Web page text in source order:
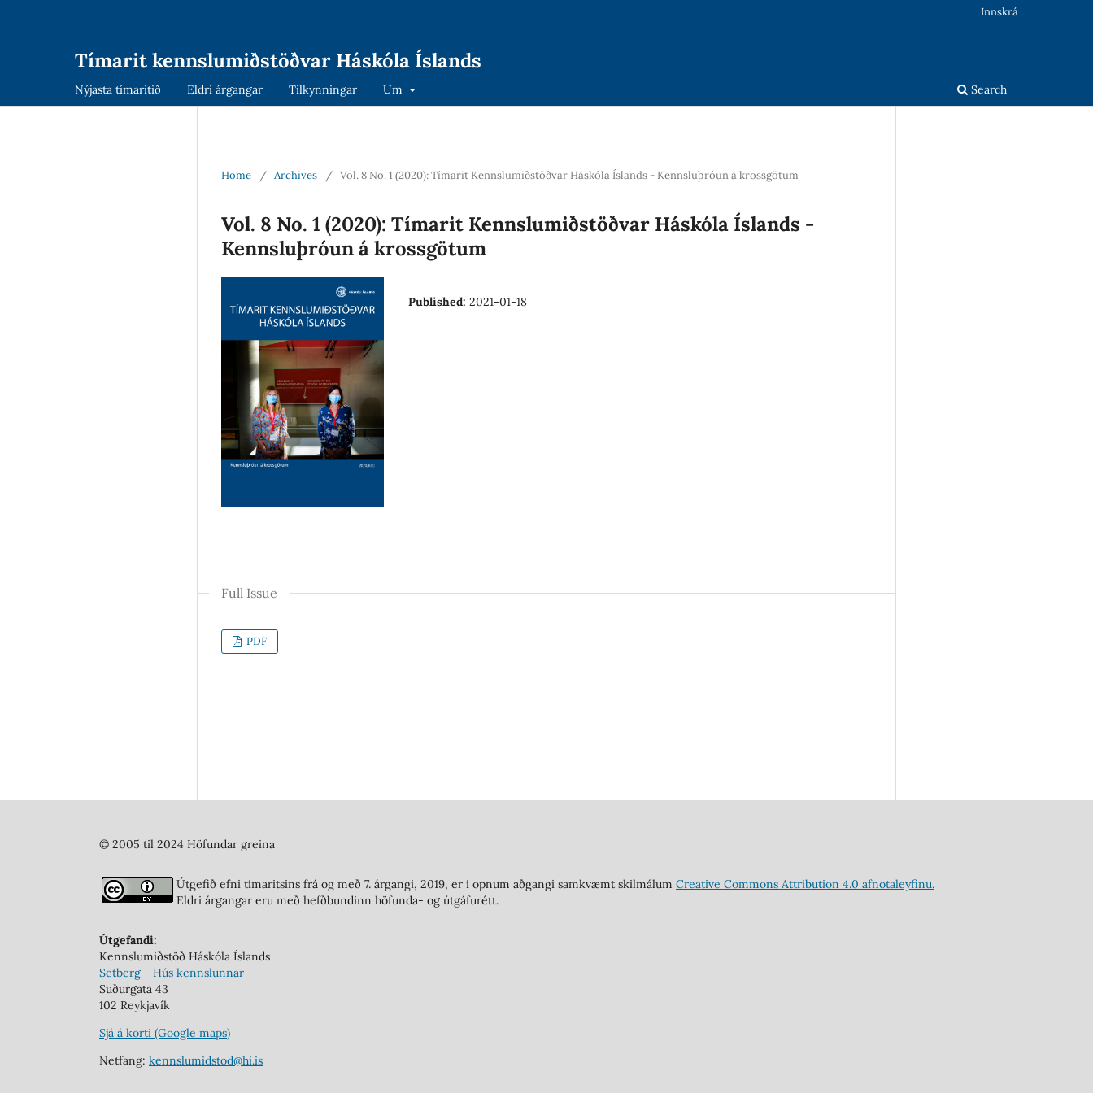
Tímarit kennslumiðstöðvar Háskóla Íslands
Nýjasta tímaritið Eldri árgangar Tilkynningar Um Search
Innskrá
Home / Archives / Vol. 8 No. 1 (2020): Tímarit Kennslumiðstöðvar Háskóla Íslands - Kennsluþróun á krossgötum
Vol. 8 No. 1 (2020): Tímarit Kennslumiðstöðvar Háskóla Íslands -
Kennsluþróun á krossgötum
Published: 2021-01-18
Full Issue
PDF
© 2005 til 2024 Höfundar greina
Útgefið efni tímaritsins frá og með 7. árgangi, 2019, er í opnum aðgangi samkvæmt skilmálum Creative Commons Attribution 4.0 afnotaleyfinu.
Eldri árgangar eru með hefðbundinn höfunda- og útgáfurétt.
Útgefandi:
Kennslumiðstöð Háskóla Íslands
Setberg - Hús kennslunnar
Suðurgata 43
102 Reykjavík
Sjá á korti (Google maps)
Netfang: kennslumidstod@hi.is